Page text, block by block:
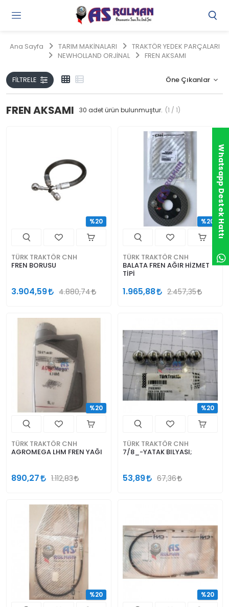
Ana Sayfa TARIM MAKİNALARI
TRAKTÖR YEDEK PARÇALARI
NEWHOLLAND ORJİNAL
FREN AKSAMI
FILTRELE
FREN AKSAMI 30 adet ürün bulunmuştur. (1 / 1)
TÜRK TRAKTÖR CNH
FREN BORUSU
3.904,59 4.880,74
%20
TÜRK TRAKTÖR CNH
BALATA FREN AĞIR HİZMET
TİPİ
1.965,88 2.457,35
%20
TÜRK TRAKTÖR CNH
AGROMEGA LHM FREN YAĞI
890,27 1.112,83
%20
TÜRK TRAKTÖR CNH
7/8_-YATAK BILYASI;
53,89 67,36
%20
%20 %20
Whatsapp Destek Hattı